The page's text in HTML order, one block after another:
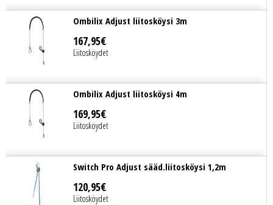
Ombilix Adjust liitosköysi 3m
167,95€
Liitosköydet
Ombilix Adjust liitosköysi 4m
169,95€
Liitosköydet
Switch Pro Adjust sääd.liitosköysi 1,2m
120,95€
Liitosköydet